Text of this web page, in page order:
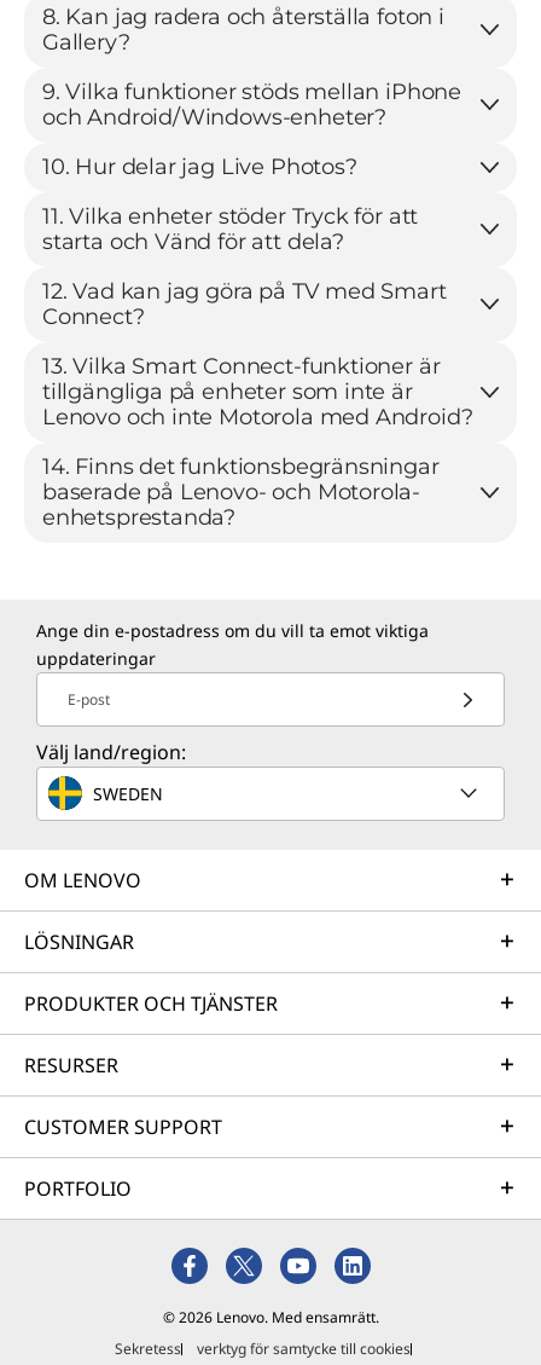
8. Kan jag radera och återställa foton i
Gallery?
9. Vilka funktioner stöds mellan iPhone
och Android/Windows-enheter?
10. Hur delar jag Live Photos?
11. Vilka enheter stöder Tryck för att
starta och Vänd för att dela?
12. Vad kan jag göra på TV med Smart
Connect?
13. Vilka Smart Connect-funktioner är
tillgängliga på enheter som inte är
Lenovo och inte Motorola med Android?
14. Finns det funktionsbegränsningar
baserade på Lenovo- och Motorola-
enhetsprestanda?
Ange din e-postadress om du vill ta emot viktiga
uppdateringar
E-post
Välj land/region:
SWEDEN
OM LENOVO
LÖSNINGAR
PRODUKTER OCH TJÄNSTER
RESURSER
CUSTOMER SUPPORT
PORTFOLIO
© 2026 Lenovo. Med ensamrätt.
Sekretess
verktyg för samtycke till cookies